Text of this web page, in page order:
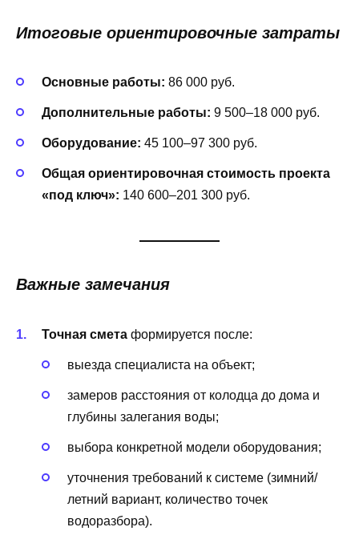
Итоговые ориентировочные затраты
Основные работы: 86 000 руб.
Дополнительные работы: 9 500–18 000 руб.
Оборудование: 45 100–97 300 руб.
Общая ориентировочная стоимость проекта
«под ключ»: 140 600–201 300 руб.
Важные замечания
Точная смета формируется после:
выезда специалиста на объект;
замеров расстояния от колодца до дома и
глубины залегания воды;
выбора конкретной модели оборудования;
уточнения требований к системе (зимний/
летний вариант, количество точек
водоразбора).